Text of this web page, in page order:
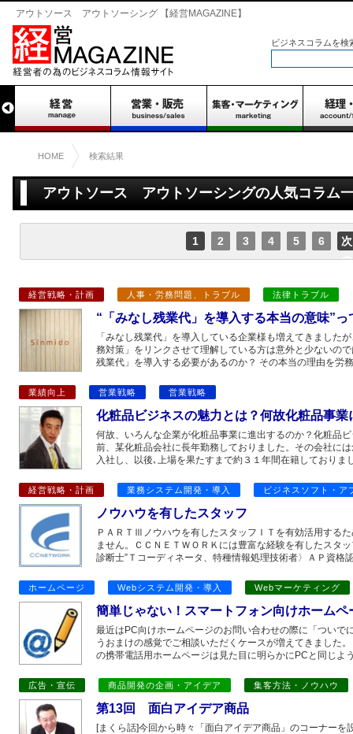
アウトソース アウトソーシング 【経営MAGAZINE】
ビジネスコラムを検
HOME 検索結果
アウトソース アウトソーシングの人気コラム
1 2 3 4 5 6
次
の
ジ
経営戦略・計画 人事・労務問題、トラブル 法律トラブル
“「みなし残業代」を導入する本当の意味”
「みなし残業代」を導入している企業様も増えてきました
務対策」をリンクさせて理解している方は意外と少ないの
残業代」を導入する必要があるのか？ その本当の理由を労
業績向上 営業戦略 営業戦略
化粧品ビジネスの魅力とは？何故化粧品事
何故、いろんな企業が化粧品事業に進出するのか？化粧品
前、某化粧品会社に長年勤務しておりました。その会社に
入社し、以後､上場を果たすまで約３１年間在籍しておりま
経営戦略・計画 業務システム開発・導入 ビジネスソフト・ア
ノウハウを有したスタッフ
ＰＡＲＴⅢノウハウを有したスタッフＩＴを有効活用する
ません。ＣＣＮＥＴＷＯＲＫには豊富な経験を有したスタ
診断士”Ｔコーディネータ、特種情報処理技術者〉ＡＰ資格
ホームページ Webシステム開発・導入 Webマーケティング
簡単じゃない！スマートフォン向けホームペ
最近はPC向けホームページのお問い合わせの際に「ついで
うおまけの感覚でご相談いただくケースが増えてきました
の携帯電話用ホームページは見た目に明らかにPCと同じよ
広告・宣伝 商品開発の企画・アイデア 集客方法・ノウハウ
第13回 面白アイデア商品
[まくら話]今回から時々「面白アイデア商品」のコーナー